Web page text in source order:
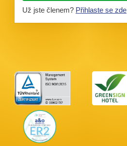
Už jste členem? Přihlaste se zde